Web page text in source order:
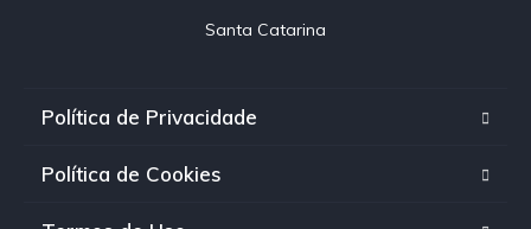
Santa Catarina
Política de Privacidade
Política de Cookies